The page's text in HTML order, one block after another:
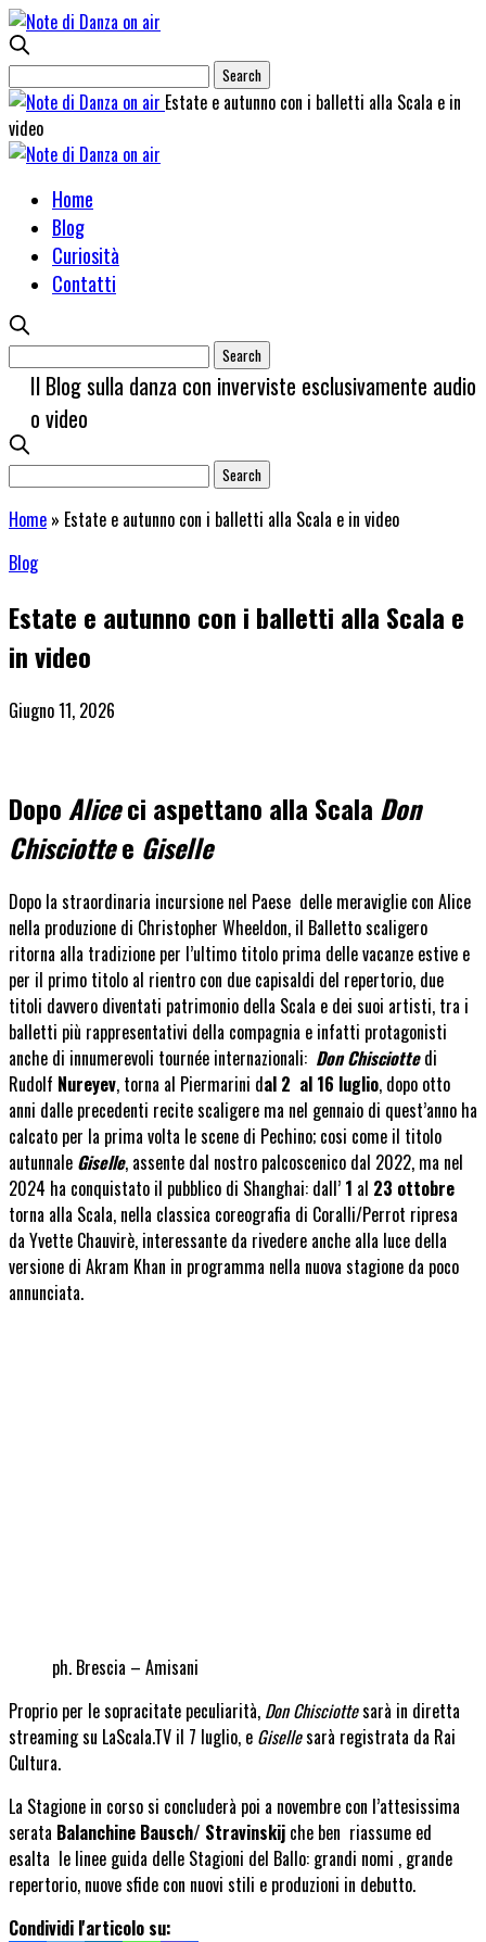
Estate e autunno con i balletti alla Scala e in
video
Home
Blog
Curiosità
Contatti
Il Blog sulla danza con inverviste esclusivamente audio
o video
Home » Estate e autunno con i balletti alla Scala e in video
Blog
Estate e autunno con i balletti alla Scala e
in video
Giugno 11, 2026
Dopo Aliceci aspettano alla Scala Don
Chisciottee Giselle
Dopo la straordinaria incursione nel Paese delle meraviglie con Alice
nella produzione di Christopher Wheeldon, il Balletto scaligero
ritorna alla tradizione per l’ultimo titolo prima delle vacanze estive e
per il primo titolo al rientro con due capisaldi del repertorio, due
titoli davvero diventati patrimonio della Scala e dei suoi artisti, tra i
balletti più rappresentativi della compagnia e infatti protagonisti
anche di innumerevoli tournée internazionali: Don Chisciottedi
Rudolf Nureyev, torna al Piermarini dal 2 al 16 luglio, dopo otto
anni dalle precedenti recite scaligere ma nel gennaio di quest’anno ha
calcato per la prima volta le scene di Pechino; cosi come il titolo
autunnale Giselle, assente dal nostro palcoscenico dal 2022, ma nel
2024 ha conquistato il pubblico di Shanghai: dall’ 1 al 23 ottobre
torna alla Scala, nella classica coreografia di Coralli/Perrot ripresa
da Yvette Chauvirè, interessante da rivedere anche alla luce della
versione di Akram Khan in programma nella nuova stagione da poco
annunciata.
ph. Brescia – Amisani
Proprio per le sopracitate peculiarità, Don Chisciottesarà in diretta
streaming su LaScala.TV il 7 luglio, e Gisellesarà registrata da Rai
Cultura.
La Stagione in corso si concluderà poi a novembre con l’attesissima
serata Balanchine Bausch/ Stravinskij che ben riassume ed
esalta le linee guida delle Stagioni del Ballo: grandi nomi , grande
repertorio, nuove sfide con nuovi stili e produzioni in debutto.
Condividi l'articolo su: